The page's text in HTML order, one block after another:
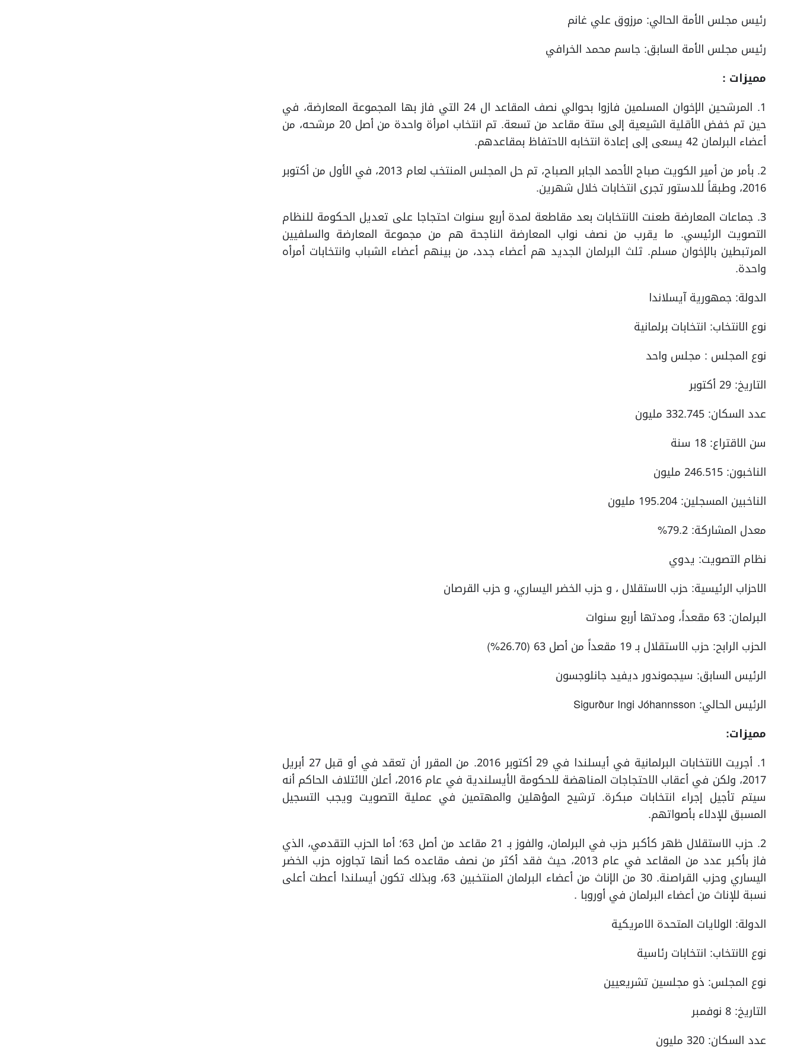
رئيس مجلس الأمة الحالي: مرزوق علي غانم
رئيس مجلس الأمة السابق: جاسم محمد الخرافي
مميزات :
1. المرشحين الإخوان المسلمين فازوا بحوالي نصف المقاعد ال 24 التي فاز بها المجموعة المعارضة، في
حين تم خفض الأقلية الشيعية إلى ستة مقاعد من تسعة. تم انتخاب امرأة واحدة من أصل 20 مرشحه، من
أعضاء البرلمان 42 يسعى إلى إعادة انتخابه الاحتفاظ بمقاعدهم.
2. بأمر من أمير الكويت صباح الأحمد الجابر الصباح، تم حل المجلس المنتخب لعام 2013، في الأول من أكتوبر
2016، وطبقاً للدستور تجرى انتخابات خلال شهرين.
3. جماعات المعارضة طعنت الانتخابات بعد مقاطعة لمدة أربع سنوات احتجاجا على تعديل الحكومة للنظام
التصويت الرئيسي. ما يقرب من نصف نواب المعارضة الناجحة هم من مجموعة المعارضة والسلفيين
المرتبطين بالإخوان مسلم. ثلث البرلمان الجديد هم أعضاء جدد، من بينهم أعضاء الشباب وانتخابات أمرأه
واحدة.
الدولة: جمهورية آيسلاندا
نوع الانتخاب: انتخابات برلمانية
نوع المجلس : مجلس واحد
التاريخ: 29 أكتوبر
عدد السكان: 332.745 مليون
سن الاقتراع: 18 سنة
الناخبون: 246.515 مليون
الناخبين المسجلين: 195.204 مليون
معدل المشاركة: 79.2%
نظام التصويت: يدوي
الاحزاب الرئيسية: حزب الاستقلال ، و حزب الخضر اليساري، و حزب القرصان
البرلمان: 63 مقعداً، ومدتها أربع سنوات
الحزب الرابح: حزب الاستقلال بـ 19 مقعداً من أصل 63 (26.70%)
الرئيس السابق: سيجموندور ديفيد جانلوجسون
الرئيس الحالي: Sigurður Ingi Jóhannsson
مميزات:
1. أجريت الانتخابات البرلمانية في أيسلندا في 29 أكتوبر 2016. من المقرر أن تعقد في أو قبل 27 أبريل
2017، ولكن في أعقاب الاحتجاجات المناهضة للحكومة الأيسلندية في عام 2016، أعلن الائتلاف الحاكم أنه
سيتم تأجيل إجراء انتخابات مبكرة. ترشيح المؤهلين والمهتمين في عملية التصويت ويجب التسجيل
المسبق للإدلاء بأصواتهم.
2. حزب الاستقلال ظهر كأكبر حزب في البرلمان، والفوز بـ 21 مقاعد من أصل 63؛ أما الحزب التقدمي، الذي
فاز بأكبر عدد من المقاعد في عام 2013، حيث فقد أكثر من نصف مقاعده كما أنها تجاوزه حزب الخضر
اليساري وحزب القراصنة. 30 من الإناث من أعضاء البرلمان المنتخبين 63، وبذلك تكون أيسلندا أعطت أعلى
نسبة للإناث من أعضاء البرلمان في أوروبا .
الدولة: الولايات المتحدة الامريكية
نوع الانتخاب: انتخابات رئاسية
نوع المجلس: ذو مجلسين تشريعيين
التاريخ: 8 نوفمبر
عدد السكان: 320 مليون